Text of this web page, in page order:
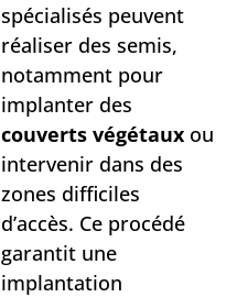
spécialisés peuvent
réaliser des semis,
notamment pour
implanter des
couverts végétaux ou
intervenir dans des
zones difficiles
d’accès. Ce procédé
garantit une
implantation